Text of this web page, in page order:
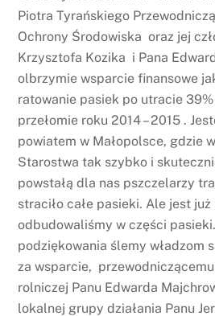
Piotra Tyrańskiego
Ochrony Środowiska oraz jej
Krzysztofa Kozika i Pana
olbrzymie wsparcie finansowe
ratowanie pasiek po utracie 39%
przełomie roku 2014 – 2015 .
powiatem w Małopolsce, gdzie
Starostwa tak szybko i
powstałą dla nas pszczelarzy
straciło całe pasieki. Ale jest
odbudowaliśmy w części
podziękowania ślemy władzom
za wsparcie,
rolniczej Panu Edwarda
lokalnej grupy działania Panu